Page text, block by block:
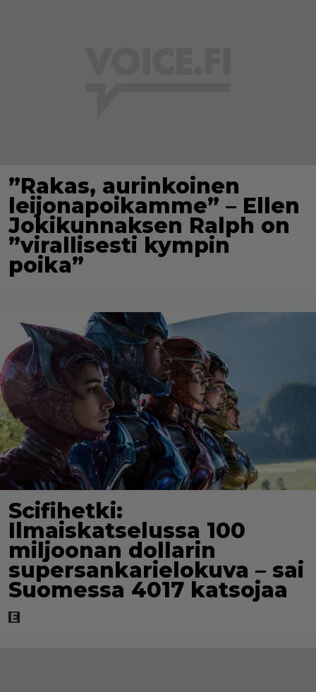
”Rakas, aurinkoinen
leijonapoikamme” – Ellen
Jokikunnaksen Ralph on
”virallisesti kympin
poika”
Scifihetki:
Ilmaiskatselussa 100
miljoonan dollarin
supersankarielokuva – sai
Suomessa 4017 katsojaa